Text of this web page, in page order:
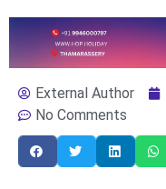
External Author
No Comments